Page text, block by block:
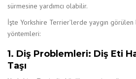
sürmesine yardımcı olabilir.
İşte Yorkshire Terrier’lerde yaygın görülen
yöntemleri:
1. Diş Problemleri: Diş Eti
Taşı